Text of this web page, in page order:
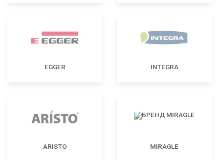
EGGER INTEGRA
ARISTO MIRAGLE